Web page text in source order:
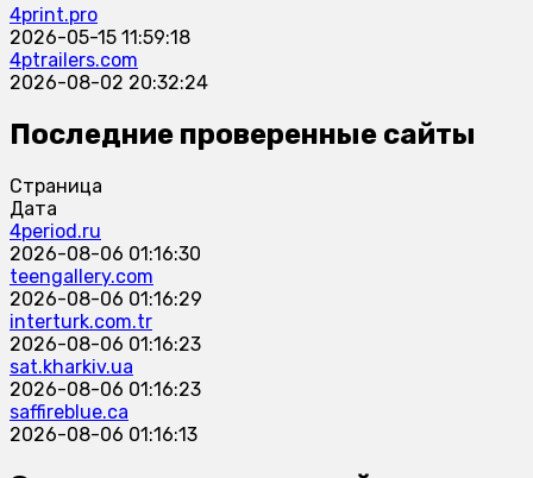
4print.pro
2026-05-15 11:59:18
4ptrailers.com
2026-08-02 20:32:24
Последние проверенные сайты
Страница
Дата
4period.ru
2026-08-06 01:16:30
teengallery.com
2026-08-06 01:16:29
interturk.com.tr
2026-08-06 01:16:23
sat.kharkiv.ua
2026-08-06 01:16:23
saffireblue.ca
2026-08-06 01:16:13